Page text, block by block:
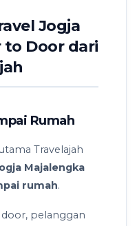
Jogja
to Door dari
Rumah
Travelajah
Majalengka
rumah.
pelanggan